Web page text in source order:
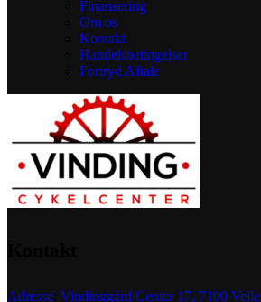
Finansering
Om os
Kontakt
Handelsbetingelser
Fortryd Aftale
Adresse Vindinggård Center 17, 7100 Vejle